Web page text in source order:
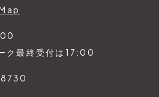
ク最終受付は17:00